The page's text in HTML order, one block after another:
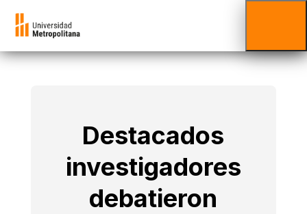
Destacados
investigadores
debatieron